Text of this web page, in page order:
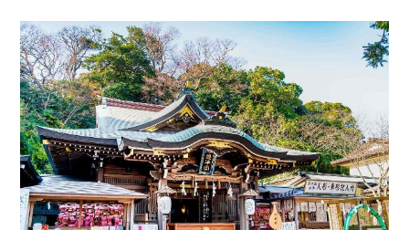
「地獄谷」，是現在也仍持續活動的活火山。 此外，在大湧谷站也能購買到
放入大湧谷溫泉地中煮過的「黑蛋」。據說只要吃1個就能延長7年壽命，您
也不妨來品嚐看看這知名美食吧。